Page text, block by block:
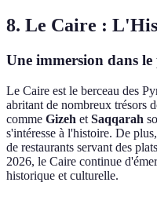
8. Le Caire :
Une immersion dans le
Le Caire est le berceau des
abritant de nombreux trésors
comme Gizeh et Saqqarah
s'intéresse à l'histoire. De
de restaurants servant des
2026, le Caire continue
historique et culturelle.